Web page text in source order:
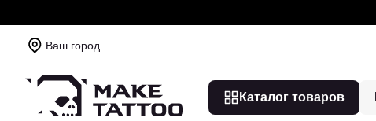
Ваш город
Каталог товаров